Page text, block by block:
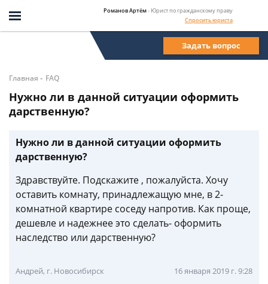
Романов Артём- Юрист по гражданскому праву
Спросить юриста
Задать вопрос
Главная - FAQ
Нужно ли в данной ситуации оформить
дарственную?
Нужно ли в данной ситуации оформить
дарственную?
Здравствуйте. Подскажите , пожалуйста. Хочу
оставить комнату, принадлежащую мне, в 2-
комнатной квартире соседу напротив. Как проще,
дешевле и надежнее это сделать- оформить
наследство или дарственную?
Андрей, г. Новосибирск 16 января 2019 г. 9:28